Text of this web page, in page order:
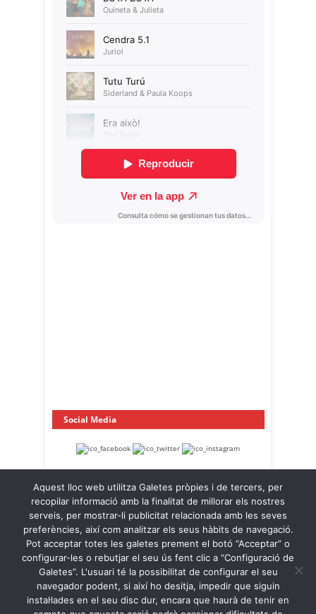
Social Media
OnaCat.Ràdio -- Powered by OnaCat.Ràdio
Notícies A la Carta
OnaCat.Ràdio Directe
Agenda
Contacte
Política de Privacitat
Política de Galetes
Aquest lloc web utilitza Galetes pròpies i de tercers, per
recopilar informació amb la finalitat de millorar els nostres
serveis, per mostrar-li publicitat relacionada amb les seves
preferències, així com analitzar els seus hàbits de navegació.
Pot acceptar totes les galetes prement el botó “Acceptar” o
configurar-les o rebutjar el seu ús fent clic a “Configuració de
Galetes”. L'usuari té la possibilitat de configurar el seu
navegador podent, si així ho desitja, impedir que siguin
instal·lades en el seu disc dur, encara que haurà de tenir en